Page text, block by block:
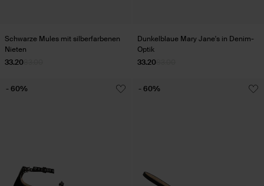
Schwarze Mules mit silberfarbenen
Nieten
33.20
Dunkelblaue Mary Jane's in Denim-
Optik
33.20
- 60% - 60%